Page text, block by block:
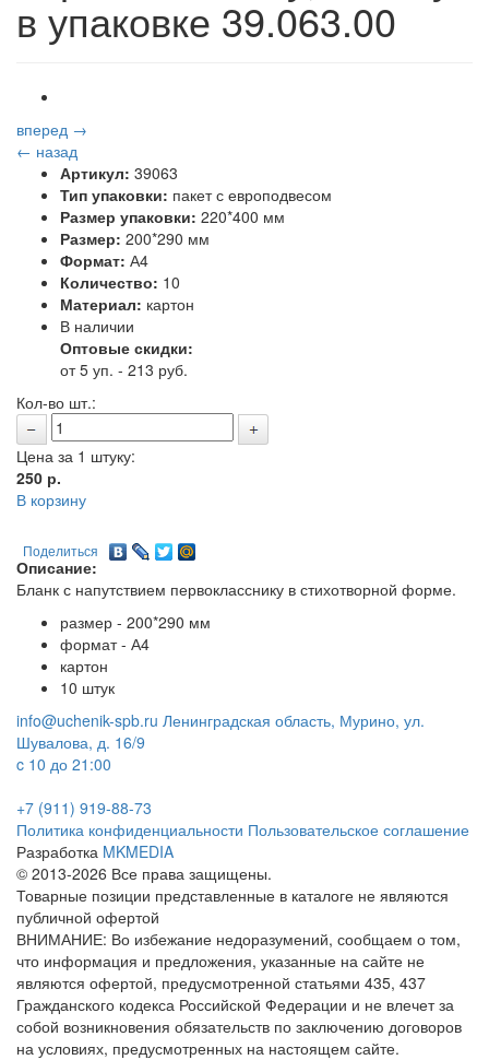
в упаковке 39.063.00
вперед →
← назад
Артикул: 39063
Тип упаковки: пакет с европодвесом
Размер упаковки: 220*400 мм
Размер: 200*290 мм
Формат: А4
Количество: 10
Материал: картон
В наличии
Оптовые скидки:
от 5 уп. - 213 руб.
Кол-во шт.:
Цена за 1 штуку:
250 р.
В корзину
Поделиться
Описание:
Бланк с напутствием первокласснику в стихотворной форме.
размер - 200*290 мм
формат - А4
картон
10 штук
info@uchenik-spb.ru Ленинградская область, Мурино, ул.
Шувалова, д. 16/9
c 10 до 21:00
+7 (911) 919-88-73
Политика конфиденциальности Пользовательское соглашение
Разработка MKMEDIA
© 2013-2026 Все права защищены.
Товарные позиции представленные в каталоге не являются
публичной офертой
ВНИМАНИЕ: Во избежание недоразумений, сообщаем о том,
что информация и предложения, указанные на сайте не
являются офертой, предусмотренной статьями 435, 437
Гражданского кодекса Российской Федерации и не влечет за
собой возникновения обязательств по заключению договоров
на условиях, предусмотренных на настоящем сайте.